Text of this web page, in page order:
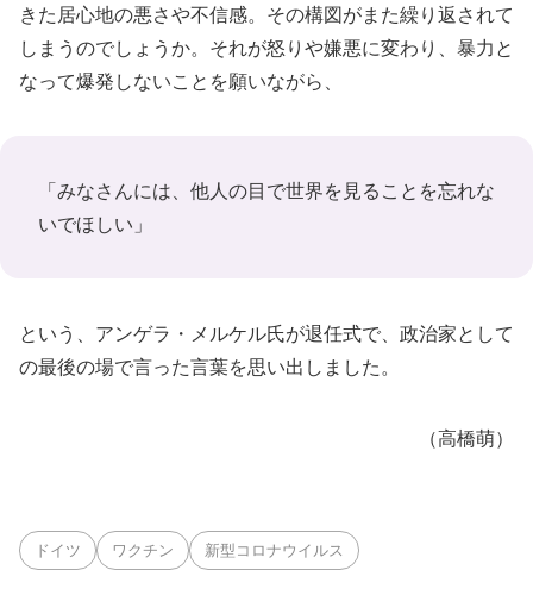
きた居心地の悪さや不信感。その構図がまた繰り返されて
しまうのでしょうか。それが怒りや嫌悪に変わり、暴力と
なって爆発しないことを願いながら、
「みなさんには、他人の目で世界を見ることを忘れな
いでほしい」
という、アンゲラ・メルケル氏が退任式で、政治家として
の最後の場で言った言葉を思い出しました。
（高橋萌）
ドイツ ワクチン 新型コロナウイルス